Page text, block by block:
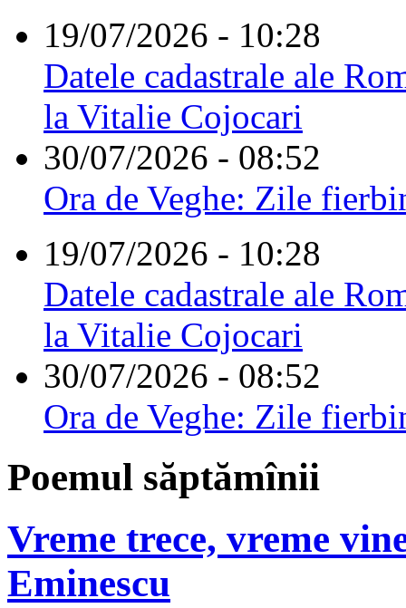
19/07/2026 - 10:28
Datele cadastrale ale
la Vitalie Cojocari
30/07/2026 - 08:52
Ora de Veghe: Zile
19/07/2026 - 10:28
Datele cadastrale ale
la Vitalie Cojocari
30/07/2026 - 08:52
Ora de Veghe: Zile
Poemul săptămînii
Vreme trece, vreme
Eminescu